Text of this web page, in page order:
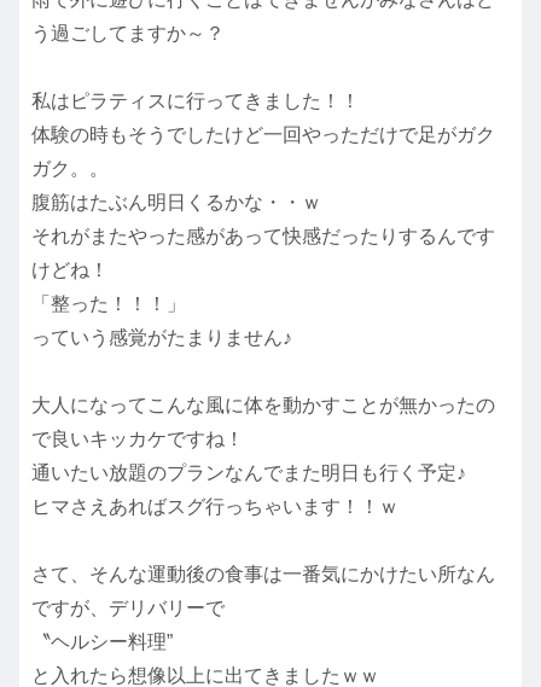
う過ごしてますか～？
私はピラティスに行ってきました！！
体験の時もそうでしたけど一回やっただけで足がガク
ガク。。
腹筋はたぶん明日くるかな・・ｗ
それがまたやった感があって快感だったりするんです
けどね！
「整った！！！」
っていう感覚がたまりません♪
大人になってこんな風に体を動かすことが無かったの
で良いキッカケですね！
通いたい放題のプランなんでまた明日も行く予定♪
ヒマさえあればスグ行っちゃいます！！ｗ
さて、そんな運動後の食事は一番気にかけたい所なん
ですが、デリバリーで
〝ヘルシー料理”
と入れたら想像以上に出てきましたｗｗ